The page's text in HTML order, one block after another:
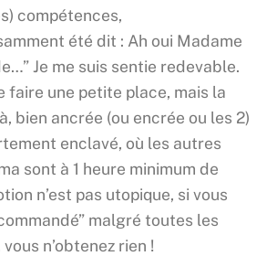
compétences,
été dit : Ah oui Madame
Je me suis sentie redevable.
faire une petite place, mais la
bien ancrée (ou encrée ou les 2)
enclavé, où les autres
sont à 1 heure minimum de
n’est pas utopique, si vous
malgré toutes les
n’obtenez rien !